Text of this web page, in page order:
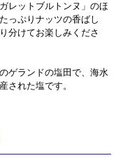
レットブルトンヌ」のほ
っぷりナッツの香ばし
分けてお楽しみくださ
ゲランドの塩田で、海水
された塩です。